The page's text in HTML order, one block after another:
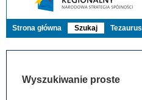
Strona główna Szukaj Tezaurus
Wyszukiwanie proste